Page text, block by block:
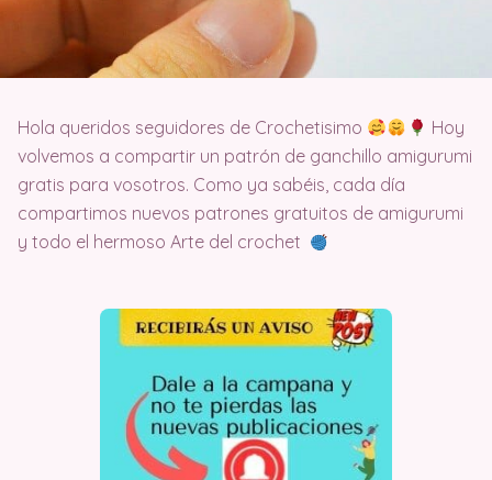
Hola queridos seguidores de Crochetisimo
Hoy
volvemos a compartir un patrón de ganchillo amigurumi
gratis para vosotros. Como ya sabéis, cada día
compartimos nuevos patrones gratuitos de amigurumi
y todo el hermoso Arte del crochet